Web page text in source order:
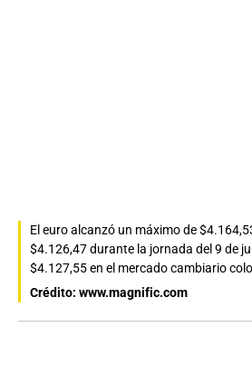
El euro alcanzó un máximo de
$4.126,47 durante la jornada del 9 de
$4.127,55 en el mercado cambiario
Crédito: www.magnific.com